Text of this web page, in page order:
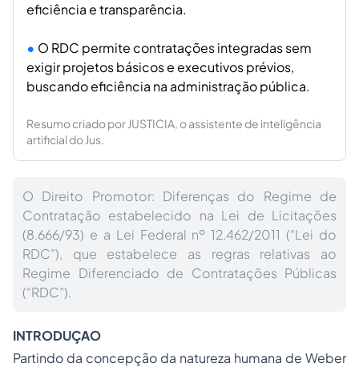
eficiência e transparência.
O RDC permite contratações integradas sem
exigir projetos básicos e executivos prévios,
buscando eficiência na administração pública.
Resumo criado por JUSTICIA, o assistente de inteligência
artificial do Jus.
O Direito Promotor: Diferenças do Regime de
Contratação estabelecido na Lei de Licitações
(8.666/93) e a Lei Federal nº 12.462/2011 (“Lei do
RDC”), que estabelece as regras relativas ao
Regime Diferenciado de Contratações Públicas
(“RDC”).
INTRODUÇAO
Partindo da concepção da natureza humana de Weber